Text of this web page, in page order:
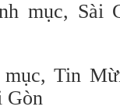
mục, Sài
Tin
Gòn